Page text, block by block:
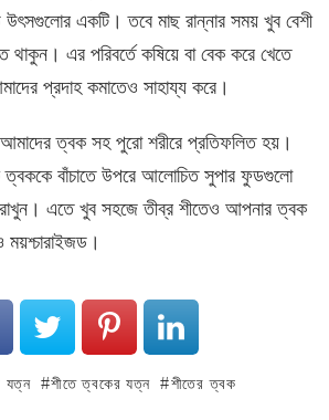
একটি। তবে মাছ রান্নার সময় খুব বেশী
থাকুন। এর পরিবর্তে কষিয়ে বা বেক করে খেতে
প্রদাহ কমাতেও সাহায্য করে।
আমাদের ত্বক সহ পুরো শরীরে প্রতিফলিত হয়।
ত্বককে বাঁচাতে উপরে আলোচিত সুপার ফুডগুলো
এতে খুব সহজে তীব্র শীতেও আপনার ত্বক
যত্ন শীতে ত্বকের যত্ন শীতের ত্বক